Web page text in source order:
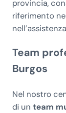
provincia,
riferimento
Team
Burgos
Nel nostro
di un team